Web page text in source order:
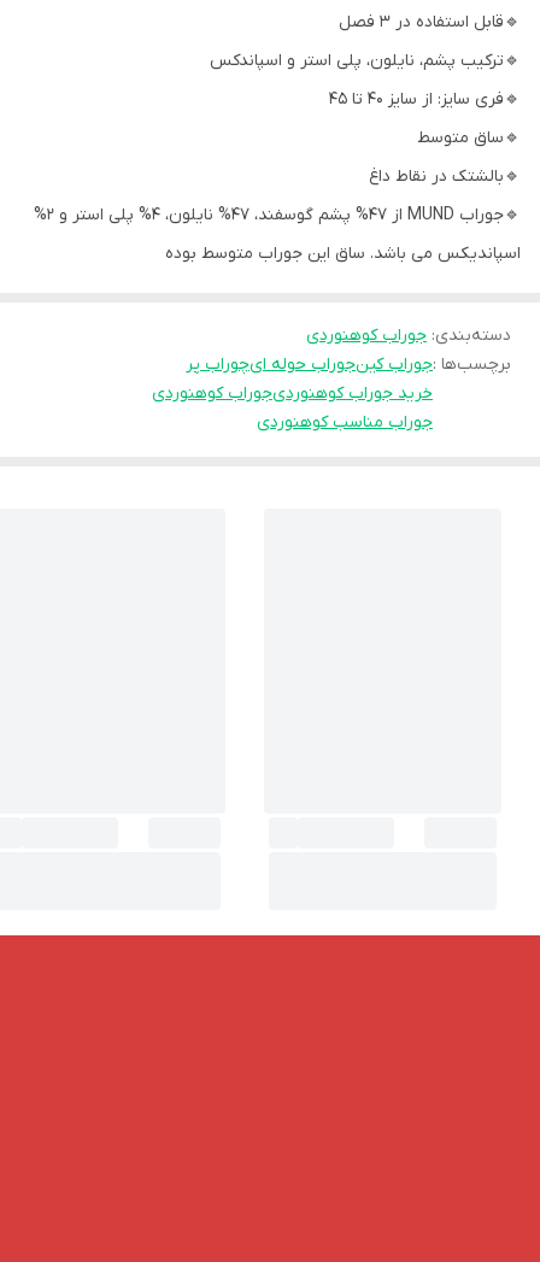
🔹قابل استفاده در 3 فصل
🔹ترکیب پشم، نایلون، پلی استر و اسپاندکس
🔹فری سایز: از سایز 40 تا 45
🔹ساق متوسط
🔹بالشتک در نقاط داغ
🔹جوراب MUND از 47% پشم گوسفند، 47% نایلون، 4% پلی استر و 2%
اسپاندیکس می باشد. ساق این جوراب متوسط بوده
دسته‌بندی: جوراب کوهنوردی
برچسب‌ها :جوراب کینجوراب حوله ایچوراب پر
خرید جوراب کوهنوردیجوراب کوهنوردی
جوراب مناسب کوهنوردی